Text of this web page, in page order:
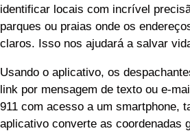
identificar locais com incrível
parques ou praias onde os
claros. Isso nos ajudará a salvar
Usando o aplicativo, os
link por mensagem de texto ou e-
911 com acesso a um smartphone,
aplicativo converte as coordenadas